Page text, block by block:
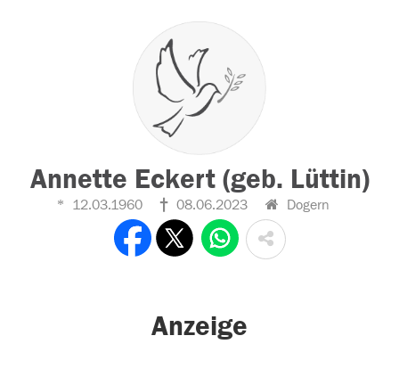
Annette Eckert (geb. Lüttin)
12.03.1960 08.06.2023 Dogern
Anzeige